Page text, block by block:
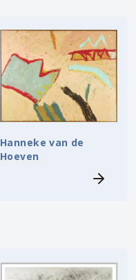
Hanneke van de
Hoeven